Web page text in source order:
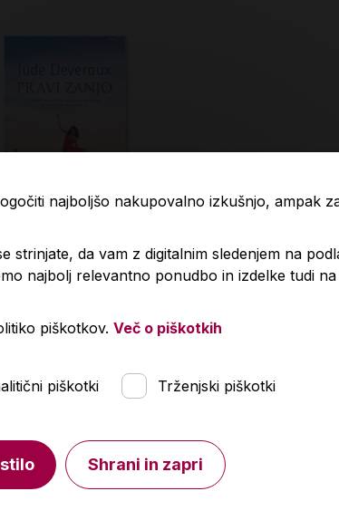
zalogo v poslovalnicah.
najboljšo nakupovalno izkušnjo, ampak
strinjate, da vam z digitalnim sledenjem na
najbolj relevantno ponudbo in izdelke tudi
piškotkov. Več o piškotkih
piškotki Trženjski piškotki
Shrani in zapri